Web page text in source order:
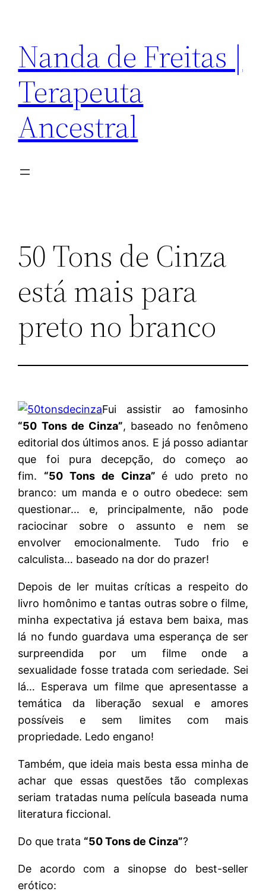
conteúdo
Nanda de Freitas |
Terapeuta
Ancestral
50 Tons de Cinza
está mais para
preto no branco
Fui assistir ao famosinho
“50 Tons de Cinza”, baseado no fenômeno
editorial dos últimos anos. E já posso adiantar
que foi pura decepção, do começo ao
fim. “50 Tons de Cinza” é udo preto no
branco: um manda e o outro obedece: sem
questionar… e, principalmente, não pode
raciocinar sobre o assunto e nem se
envolver emocionalmente. Tudo frio e
calculista… baseado na dor do prazer!
Depois de ler muitas críticas a respeito do
livro homônimo e tantas outras sobre o filme,
minha expectativa já estava bem baixa, mas
lá no fundo guardava uma esperança de ser
surpreendida por um filme onde a
sexualidade fosse tratada com seriedade. Sei
lá… Esperava um filme que apresentasse a
temática da liberação sexual e amores
possíveis e sem limites com mais
propriedade. Ledo engano!
Também, que ideia mais besta essa minha de
achar que essas questões tão complexas
seriam tratadas numa película baseada numa
literatura ficcional.
Do que trata “50 Tons de Cinza”?
De acordo com a sinopse do best-seller
erótico: